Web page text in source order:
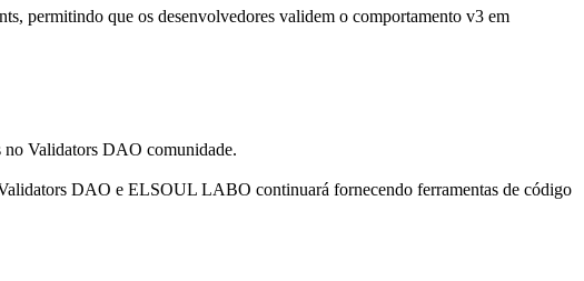
permitindo que os desenvolvedores validem o comportamento v3 em
no Validators DAO comunidade.
DAO e ELSOUL LABO continuará fornecendo ferramentas de código